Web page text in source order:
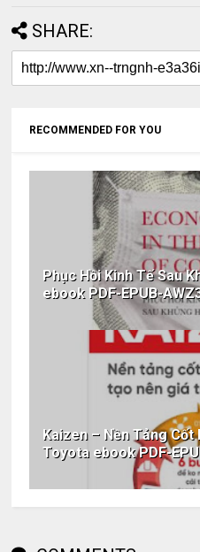
SHARE:
RECOMMENDED FOR YOU
Phục Hồi Kinh Tế Sau
ebook PDF-EPUB-
Kaizen – Nền Tảng
Toyota ebook PDF-